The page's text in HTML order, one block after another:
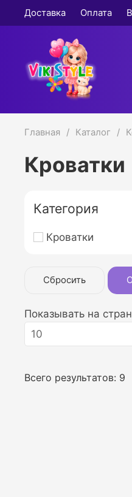
Доставка Оплата
Главная Каталог
Кроватки
Категория
Кроватки
Сбросить
Показывать на
Всего результатов: 9